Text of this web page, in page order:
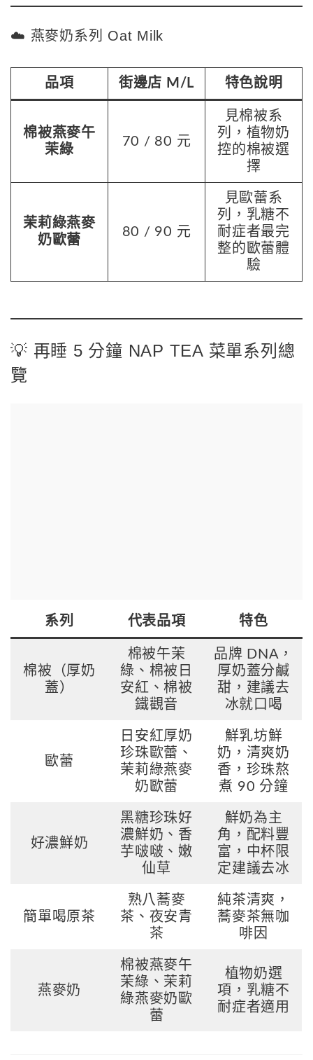
☁️ 燕麥奶系列 Oat Milk
品項 街邊店 M/L 特色說明
棉被燕麥午
茉綠
70 / 80 元
見棉被系
列，植物奶
控的棉被選
擇
茉莉綠燕麥
奶歐蕾
80 / 90 元
見歐蕾系
列，乳糖不
耐症者最完
整的歐蕾體
驗
💡 再睡 5 分鐘 NAP TEA 菜單系列總
覽
系列 代表品項 特色
棉被（厚奶
蓋）
棉被午茉
綠、棉被日
安紅、棉被
鐵觀音
品牌 DNA，
厚奶蓋分鹹
甜，建議去
冰就口喝
歐蕾
日安紅厚奶
珍珠歐蕾、
茉莉綠燕麥
奶歐蕾
鮮乳坊鮮
奶，清爽奶
香，珍珠熬
煮 90 分鐘
好濃鮮奶
黑糖珍珠好
濃鮮奶、香
芋啵啵、嫩
仙草
鮮奶為主
角，配料豐
富，中杯限
定建議去冰
簡單喝原茶
熟八蕎麥
茶、夜安青
茶
純茶清爽，
蕎麥茶無咖
啡因
燕麥奶
棉被燕麥午
茉綠、茉莉
綠燕麥奶歐
蕾
植物奶選
項，乳糖不
耐症者適用